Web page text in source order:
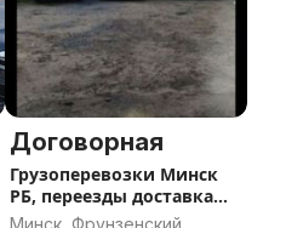
Договорная
Грузоперевозки Минск
РБ, переезды доставка
мототехники,заезд в
Минск, Фрунзенский